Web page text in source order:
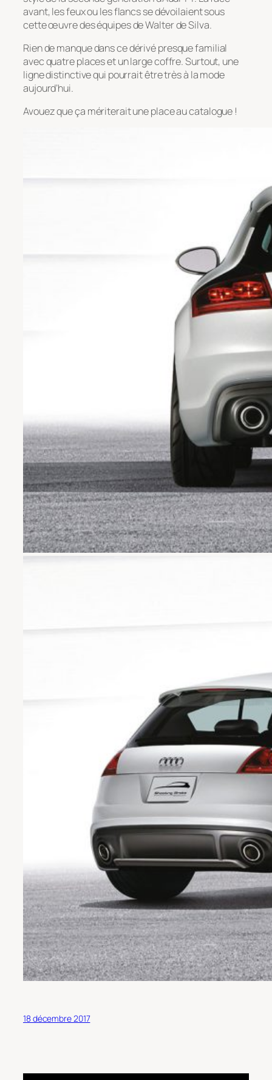
avant, les feux ou les flancs se dévoilaient sous
cette œuvre des équipes de Walter de Silva.
Rien de manque dans ce dérivé presque familial
avec quatre places et un large coffre. Surtout, une
ligne distinctive qui pourrait être très à la mode
aujourd’hui.
Avouez que ça mériterait une place au catalogue !
18 décembre 2017